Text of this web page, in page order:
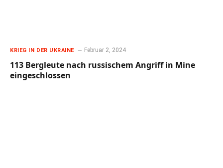
KRIEG IN DER UKRAINE Februar 2, 2024
113 Bergleute nach russischem Angriff in Mine
eingeschlossen